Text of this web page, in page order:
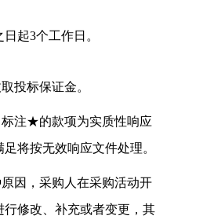
日起3个工作日。
投标保证金。
注★的款项为实质性响应
将按无效响应文件处理。
因，采购人在采购活动开
修改、补充或者变更，其